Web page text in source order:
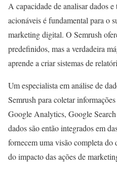
A capacidade de analisar dados
acionáveis é fundamental para o
marketing digital. O Semrush
predefinidos, mas a verdadeira
aprende a criar sistemas de
Um especialista em análise de
Semrush para coletar
Google Analytics, Google
dados são então integrados em
fornecem uma visão completa do
do impacto das ações de